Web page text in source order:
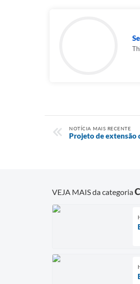
NOTÍCIA MAIS RECENTE
Projeto de extensão
VEJA MAIS da categoria